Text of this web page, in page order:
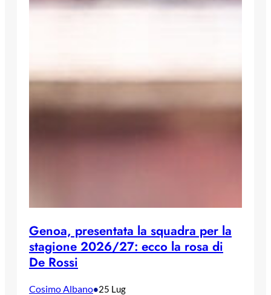
Genoa, presentata la squadra per la
stagione 2026/27: ecco la rosa di
De Rossi
Cosimo Albano•25 Lug